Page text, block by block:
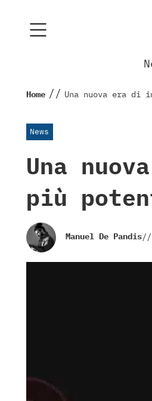
Home // Una nuova era di
News
Una
più
Manuel De Pandis//